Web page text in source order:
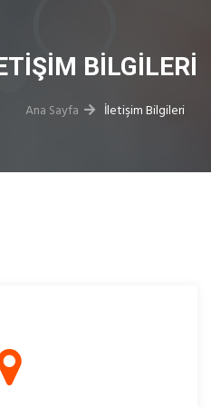
BILGILERI
Ana Sayfa İletişim Bilgileri